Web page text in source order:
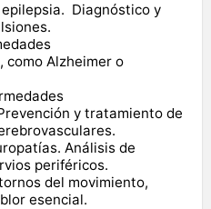
Diagnóstico y
como Alzheimer o
y tratamiento de
Análisis de
periféricos.
del movimiento,
esencial.